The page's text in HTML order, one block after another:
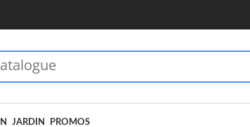
JARDIN PROMOS
70€ - MOIEN10